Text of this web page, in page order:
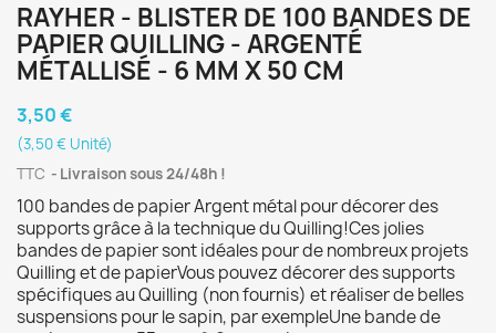
RAYHER - BLISTER DE 100 BANDES DE
PAPIER QUILLING - ARGENTÉ
MÉTALLISÉ - 6 MM X 50 CM
3,50 €
(3,50 € Unité)
TTC
Livraison sous 24/48h !
100 bandes de papier Argent métal pour décorer des
supports grâce à la technique du Quilling!Ces jolies
bandes de papier sont idéales pour de nombreux projets
Quilling et de papierVous pouvez décorer des supports
spécifiques au Quilling (non fournis) et réaliser de belles
suspensions pour le sapin, par exempleUne bande de